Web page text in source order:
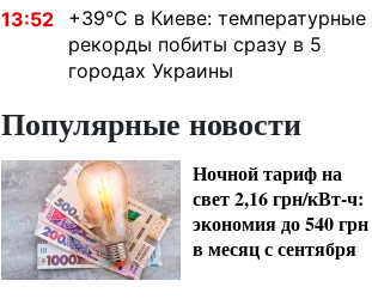
13:52
+39°C в Киеве: температурные
рекорды побиты сразу в 5
городах Украины
Популярные новости
Ночной тариф на
свет 2,16 грн/кВт-ч:
экономия до 540 грн
в месяц с сентября